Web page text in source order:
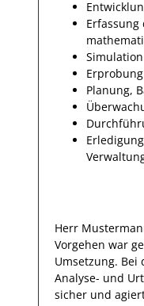
Planung,
Herr
Vorgehen war
Umsetzung.
Analyse- und
sicher und